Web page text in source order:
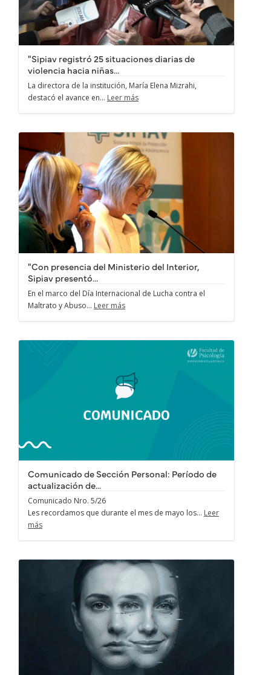
"Sipiav registró 25 situaciones diarias de
violencia hacia niñas...
La directora de la institución, María Elena Mizrahi,
destacó el avance en... Leer más
"Con presencia del Ministerio del Interior,
Sipiav presentó...
En el marco del Día Internacional de Lucha contra el
Maltrato y Abuso... Leer más
Comunicado de Sección Personal: Período de
actualización de...
Comunicado Nro. 5/26
Les recordamos que durante el mes de mayo los... Leer
más